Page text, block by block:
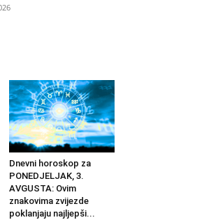
Dnevni horoskop za
PONEDJELJAK, 3.
AVGUSTA: Ovim
znakovima zvijezde
poklanjaju najljepši...